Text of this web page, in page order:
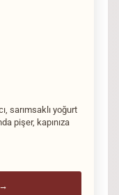
sarımsaklı yoğurt
pişer, kapınıza